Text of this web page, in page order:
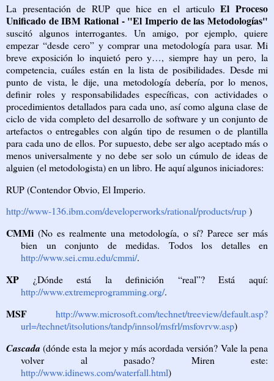
La presentación de RUP que hice en el articuloEl Proceso
Unificado de IBM Rational - "El Imperio de las Metodologías"
suscitó algunos interrogantes. Un amigo, por ejemplo, quiere
empezar “desde cero” y comprar una metodología para usar. Mi
breve exposición lo inquietó pero y…, siempre hay un pero, la
competencia, cuáles están en la lista de posibilidades. Desde mi
punto de vista, le dije, una metodología debería, por lo menos,
definir roles y responsabilidades específicas, con actividades o
procedimientos detallados para cada uno, así como alguna clase de
ciclo de vida completo del desarrollo de software y un conjunto de
artefactos o entregables con algún tipo de resumen o de plantilla
para cada uno de ellos. Por supuesto, debe ser algo aceptado más o
menos universalmente y no debe ser solo un cúmulo de ideas de
alguien (el metodologista) en un libro. He aquí algunos iniciadores:
RUP (Contendor Obvio, El Imperio.
http://www-136.ibm.com/developerworks/rational/products/rup)
CMMi (No es realmente una metodología, o sí? Parece ser más
bien un conjunto de medidas. Todos los detalles en
http://www.sei.cmu.edu/cmmi/.
XP ¿Dónde está la definición “real”? Está aquí:
http://www.extremeprogramming.org/.
MSF
http://www.microsoft.com/technet/treeview/default.asp?
url=/technet/itsolutions/tandp/innsol/msfrl/msfovrvw.asp)
Cascada (dónde esta la mejor y más acordada versión? Vale la pena
volver al pasado? Miren este:
http://www.idinews.com/waterfall.html)